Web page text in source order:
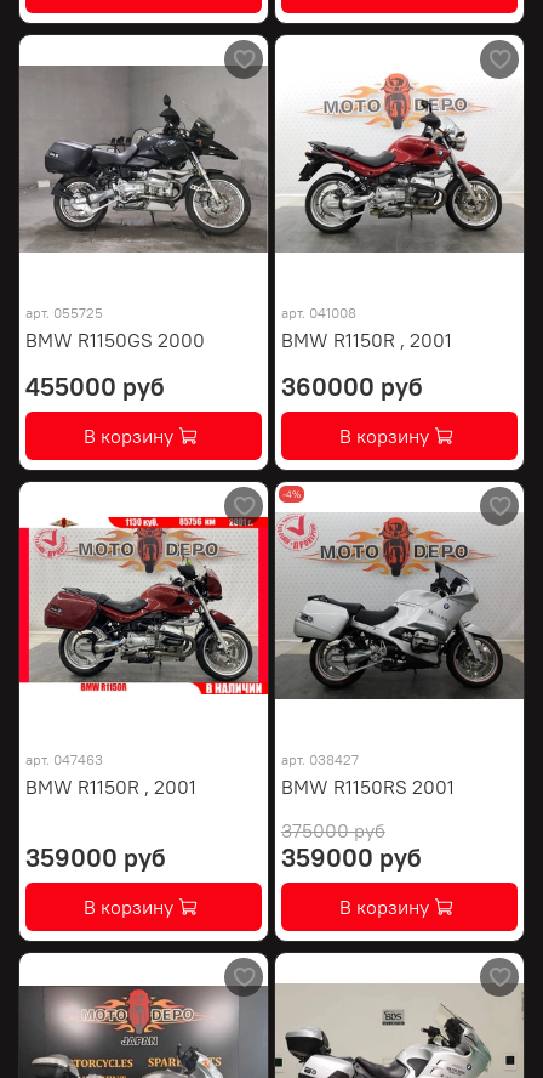
арт. 055725
BMW R1150GS 2000
455000 руб
В корзину
арт. 041008
BMW R1150R , 2001
360000 руб
В корзину
арт. 047463
BMW R1150R , 2001
359000 руб
В корзину
-4%
арт. 038427
BMW R1150RS 2001
375000 руб
359000 руб
В корзину